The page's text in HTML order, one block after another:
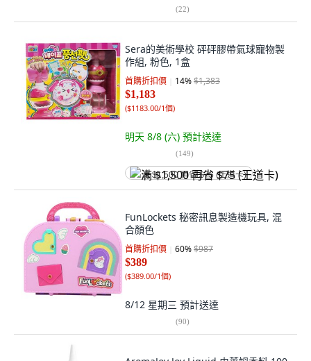
(22)
Sera的美術學校 砰砰膠帶氣球寵物製
作組, 粉色, 1盒
首購折扣價 14%$1,383
$1,183
($1183.00/1個)
明天 8/8 (六) 預計送達
(149)
满 $1,500 再省 $75 (王道卡)
FunLockets 秘密訊息製造機玩具, 混
合顏色
首購折扣價 60%$987
$389
($389.00/1個)
8/12 星期三 預計送達
(90)